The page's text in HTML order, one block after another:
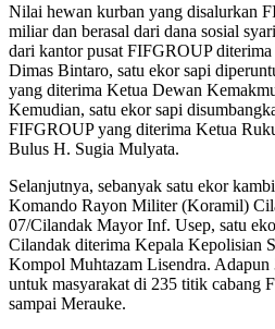
Nilai hewan kurban yang disalurkan
miliar dan berasal dari dana sosial
dari kantor pusat FIFGROUP
Dimas Bintaro, satu ekor sapi
yang diterima Ketua Dewan
Kemudian, satu ekor sapi
FIFGROUP yang diterima Ketua
Bulus H. Sugia Mulyata.
Selanjutnya, sebanyak satu ekor
Komando Rayon Militer (Koramil)
07/Cilandak Mayor Inf. Usep, satu
Cilandak diterima Kepala Kepolisian
Kompol Muhtazam Lisendra. Adapun
untuk masyarakat di 235 titik cabang
sampai Merauke.